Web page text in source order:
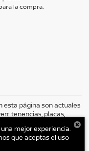
la compra.
esta página son actuales
tenencias, placas,
AUTOCOM, se
y los precios de
a la celebración del
actual. (Opciones,
mejor experiencia.
que aceptas el uso